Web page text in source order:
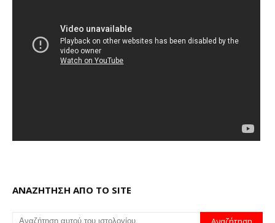
ΑΝΑΖΗΤΗΣΗ ΑΠΟ ΤΟ SITE